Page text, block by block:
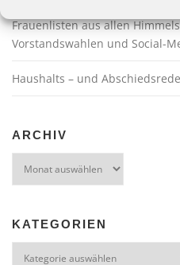
Frauenlisten aus allen
Vorstandswahlen und Social-
Haushalts – und
ARCHIV
KATEGORIEN